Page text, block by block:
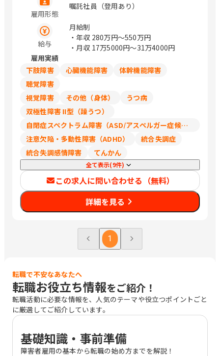
屋市中村区 石川県金沢市 茨城県水戸市
央区 神奈川県横浜市西区 大阪府吹田市
広島県広島市東区 福岡県福岡市中央区
（変更の範囲）会社の指定する場所
雇用形態
嘱託社員（登用あり）
給与
月給制
・年収 280万円〜550万円
・月収 17万5000円〜31万4000円
雇用実績
下肢障害
心臓機能障害
体幹機能障害
聴覚障害
視覚障害
その他（身体）
うつ病
双極性障害 II型（躁うつ）
自閉症スペクトラム障害（ASD/アスペルガー症候群/広汎性発達障害）
注意欠陥・多動性障害（ADHD）
統合失調症
統合失調感情障害
てんかん
全て表示(9件)
この求人に問い合わせる（無料）
詳細を見る
1
転職で不安なあなたへ
転職お役立ち情報をご紹介！
転職活動に必要な情報を、人気のテーマや役立つポイントごと
に厳選してご紹介しています。
基礎知識・事前準備
障害者雇用の基本から転職の始め方までを解説！